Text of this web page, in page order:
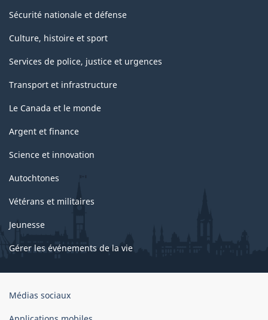
Sécurité nationale et défense
Culture, histoire et sport
Services de police, justice et urgences
Transport et infrastructure
Le Canada et le monde
Argent et finance
Science et innovation
Autochtones
Vétérans et militaires
Jeunesse
Gérer les événements de la vie
Organisation
Médias sociaux